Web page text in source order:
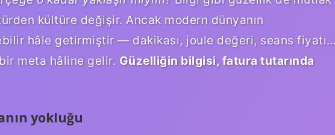
kültüre değişir. Ancak modern dünyanın
hâle getirmiştir — dakikası, joule değeri, seans
meta hâline gelir. Güzelliğin bilgisi, fatura tutarında
yokluğu